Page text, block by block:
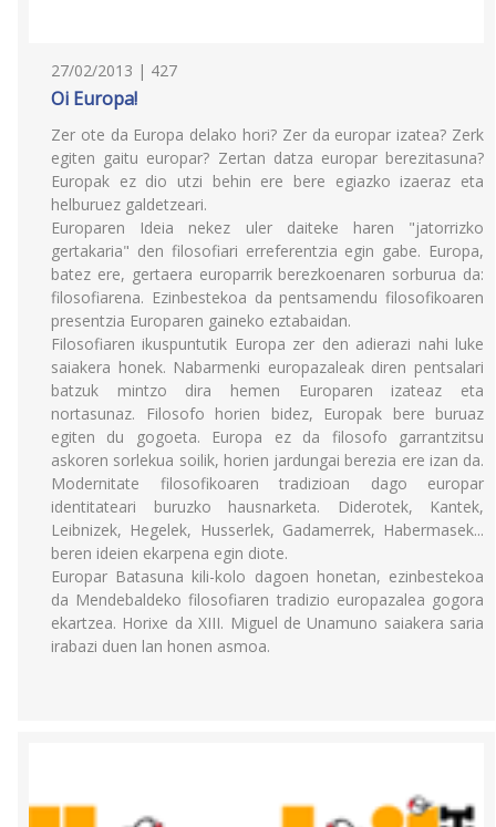
27/02/2013 | 427
Oi Europa!
Zer ote da Europa delako hori? Zer da europar izatea? Zerk
egiten gaitu europar? Zertan datza europar berezitasuna?
Europak ez dio utzi behin ere bere egiazko izaeraz eta
helburuez galdetzeari.
Europaren Ideia nekez uler daiteke haren "jatorrizko
gertakaria" den filosofiari erreferentzia egin gabe. Europa,
batez ere, gertaera europarrik berezkoenaren sorburua da:
filosofiarena. Ezinbestekoa da pentsamendu filosofikoaren
presentzia Europaren gaineko eztabaidan.
Filosofiaren ikuspuntutik Europa zer den adierazi nahi luke
saiakera honek. Nabarmenki europazaleak diren pentsalari
batzuk mintzo dira hemen Europaren izateaz eta
nortasunaz. Filosofo horien bidez, Europak bere buruaz
egiten du gogoeta. Europa ez da filosofo garrantzitsu
askoren sorlekua soilik, horien jardungai berezia ere izan da.
Modernitate filosofikoaren tradizioan dago europar
identitateari buruzko hausnarketa. Diderotek, Kantek,
Leibnizek, Hegelek, Husserlek, Gadamerrek, Habermasek...
beren ideien ekarpena egin diote.
Europar Batasuna kili-kolo dagoen honetan, ezinbestekoa
da Mendebaldeko filosofiaren tradizio europazalea gogora
ekartzea. Horixe da XIII. Miguel de Unamuno saiakera saria
irabazi duen lan honen asmoa.